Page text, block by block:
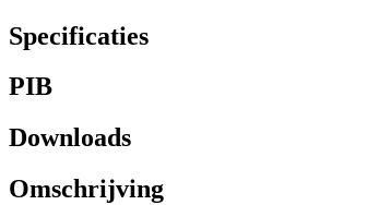
Specificaties
PIB
Downloads
Omschrijving